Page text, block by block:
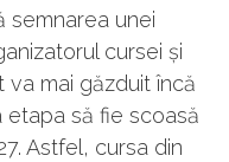
semnarea unei
cursei și
va mai găzduit încă
etapa să fie scoasă
Astfel, cursa din